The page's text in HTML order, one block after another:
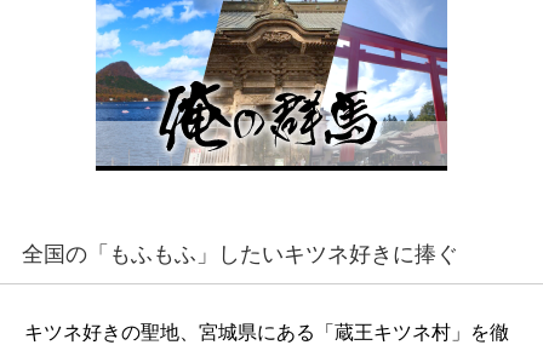
全国の「もふもふ」したいキツネ好きに捧ぐ
キツネ好きの聖地、宮城県にある「蔵王キツネ村」を徹